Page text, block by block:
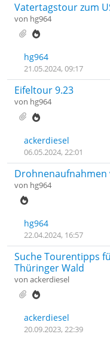
Vatertagstour zum
von hg964
hg964
21.05.2024, 09:17
Eifeltour 9.23
von hg964
ackerdiesel
06.05.2024, 22:01
von hg964
hg964
22.04.2024, 16:57
Suche Tourentipps
Thüringer Wald
von ackerdiesel
ackerdiesel
20.09.2023, 22:39